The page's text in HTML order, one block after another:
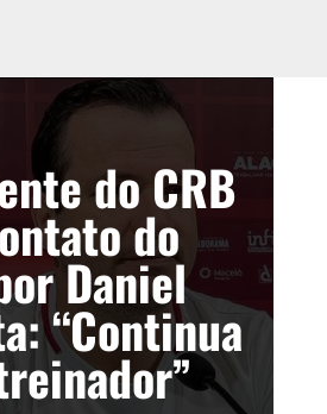
do CRB
do
Daniel
“Continua